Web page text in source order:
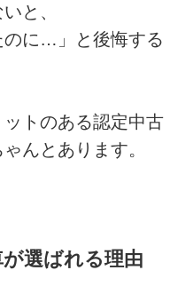
と、
のに…」と後悔する
トのある認定中古
んとあります。
選ばれる理由